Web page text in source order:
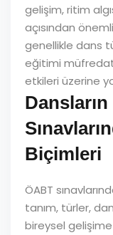
gelişim, ritim
açısından
genellikle dans
eğitimi
etkileri üzerine
Biçimleri
ÖABT
tanım, türler,
bireysel gelişime